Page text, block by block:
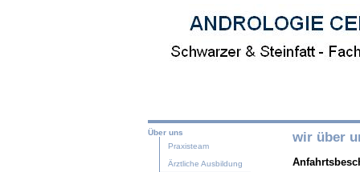
Über uns
Praxisteam
Ärztliche Ausbildung
wir über